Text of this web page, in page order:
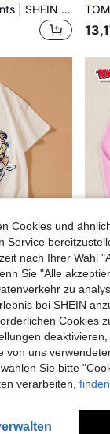
SpongeBob SquarePants | SHEIN Damen Casual Buchstaben & Cartoon Muster Trägerhemd Nachthemd, Sommer
GARFIELD | SHEIN Damen Cartoon-Muster Kurzarm-Top und Shorts Pyjama-Set
Cookies und
Service
nach Ihrer Wahl
Sie "Alle
zu
bei SHEIN
Cookies
von uns
Sie bitte
verarbeiten,